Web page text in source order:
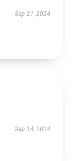
Sep 21, 2024
Sep 14, 2024